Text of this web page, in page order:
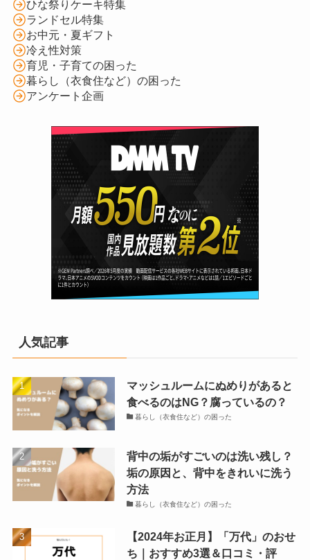
ひな祭りケーキ特集
ランドセル特集
お中元・夏ギフト
冷え性対策
育児・子育ての困った
暮らし（衣食住など）の困った
アンケート企画
人気記事
マッシュルームにぬめりがあると
食べるのはNG？腐っているの？
暮らし（衣食住など）の困った
背中の垢がすごいのは洗い残し？
垢の原因と、背中をきれいに洗う
方法
暮らし（衣食住など）の困った
【2024年お正月】「万代」のおせ
ち｜おすすめ3選＆口コミ・評